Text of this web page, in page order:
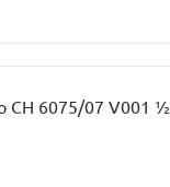
CH 6075/07 V001 ½